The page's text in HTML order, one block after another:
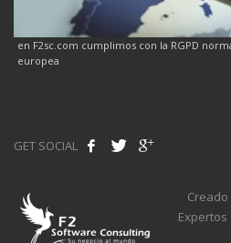
en F2sc.com cumplimos con la RGPD
europea
GET SOCIAL